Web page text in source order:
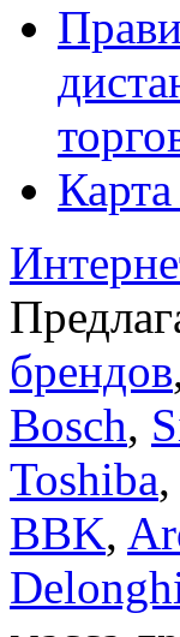
брендов
Bosch,
Toshiba,
BBK,